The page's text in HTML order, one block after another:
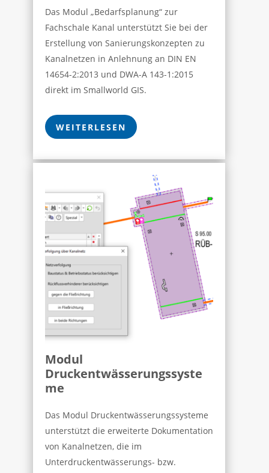
Das Modul „Bedarfsplanung“ zur
Fachschale Kanal unterstützt Sie bei der
Erstellung von Sanierungskonzepten zu
Kanalnetzen in Anlehnung an DIN EN
14654-2:2013 und DWA-A 143-1:2015
direkt im Smallworld GIS.
WEITERLESEN
Modul
Druckentwässerungssyste
me
Das Modul Druckentwässerungssysteme
unterstützt die erweiterte Dokumentation
von Kanalnetzen, die im
Unterdruckentwässerungs- bzw.